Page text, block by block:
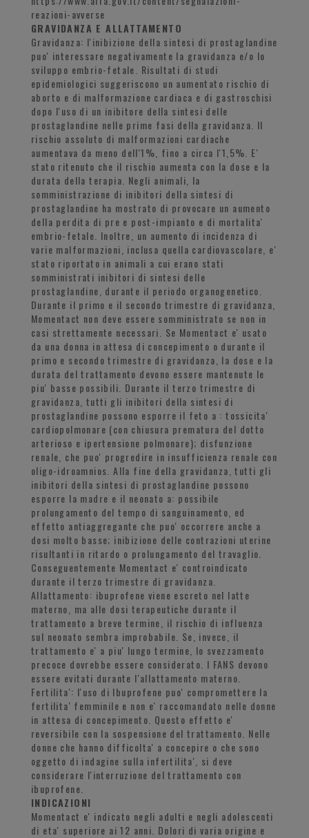
reazioni-avverse
GRAVIDANZA E ALLATTAMENTO
Gravidanza: l'inibizione della sintesi di prostaglandine
puo' interessare negativamente la gravidanza e/o lo
sviluppo embrio-fetale. Risultati di studi
epidemiologici suggeriscono un aumentato rischio di
aborto e di malformazione cardiaca e di gastroschisi
dopo l'uso di un inibitore della sintesi delle
prostaglandine nelle prime fasi della gravidanza. Il
rischio assoluto di malformazioni cardiache
aumentava da meno dell'1%, fino a circa l'1,5%. E'
stato ritenuto che il rischio aumenta con la dose e la
durata della terapia. Negli animali, la
somministrazione di inibitori della sintesi di
prostaglandine ha mostrato di provocare un aumento
della perdita di pre e post-impianto e di mortalita'
embrio-fetale. Inoltre, un aumento di incidenza di
varie malformazioni, inclusa quella cardiovascolare, e'
stato riportato in animali a cui erano stati
somministrati inibitori di sintesi delle
prostaglandine, durante il periodo organogenetico.
Durante il primo e il secondo trimestre di gravidanza,
Momentact non deve essere somministrato se non in
casi strettamente necessari. Se Momentact e' usato
da una donna in attesa di concepimento o durante il
primo e secondo trimestre di gravidanza, la dose e la
durata del trattamento devono essere mantenute le
piu' basse possibili. Durante il terzo trimestre di
gravidanza, tutti gli inibitori della sintesi di
prostaglandine possono esporre il feto a : tossicita'
cardiopolmonare (con chiusura prematura del dotto
arterioso e ipertensione polmonare); disfunzione
renale, che puo' progredire in insufficienza renale con
oligo-idroamnios. Alla fine della gravidanza, tutti gli
inibitori della sintesi di prostaglandine possono
esporre la madre e il neonato a: possibile
prolungamento del tempo di sanguinamento, ed
effetto antiaggregante che puo' occorrere anche a
dosi molto basse; inibizione delle contrazioni uterine
risultanti in ritardo o prolungamento del travaglio.
Conseguentemente Momentact e' controindicato
durante il terzo trimestre di gravidanza.
Allattamento: ibuprofene viene escreto nel latte
materno, ma alle dosi terapeutiche durante il
trattamento a breve termine, il rischio di influenza
sul neonato sembra improbabile. Se, invece, il
trattamento e' a piu' lungo termine, lo svezzamento
precoce dovrebbe essere considerato. I FANS devono
essere evitati durante l'allattamento materno.
Fertilita': l'uso di Ibuprofene puo' compromettere la
fertilita' femminile e non e' raccomandato nelle donne
in attesa di concepimento. Questo effetto e'
reversibile con la sospensione del trattamento. Nelle
donne che hanno difficolta' a concepire o che sono
oggetto di indagine sulla infertilita', si deve
considerare l'interruzione del trattamento con
ibuprofene.
INDICAZIONI
Momentact e' indicato negli adulti e negli adolescenti
di eta' superiore ai 12 anni. Dolori di varia origine e